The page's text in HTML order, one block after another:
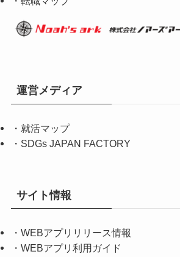
運営メディア
・ 就活マップ
・ SDGs JAPAN FACTORY
サイト情報
・ WEBアプリリリース情報
・ WEBアプリ利用ガイド